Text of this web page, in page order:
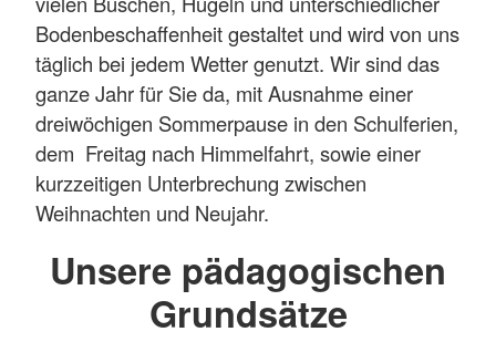
Bodenbeschaffenheit gestaltet und wird von uns
täglich bei jedem Wetter genutzt. Wir sind das
ganze Jahr für Sie da, mit Ausnahme einer
dreiwöchigen Sommerpause in den Schulferien,
dem Freitag nach Himmelfahrt, sowie einer
kurzzeitigen Unterbrechung zwischen
Weihnachten und Neujahr.
Unsere pädagogischen
Grundsätze